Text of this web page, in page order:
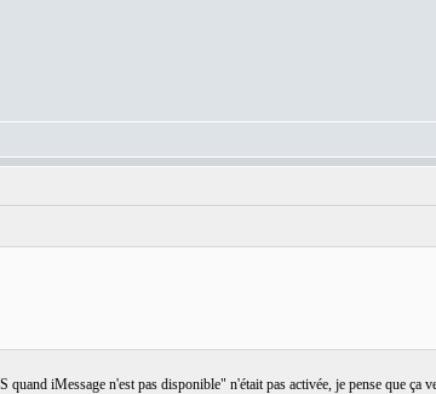
iMessage n'est pas disponible" n'était pas activée, je pense que ça